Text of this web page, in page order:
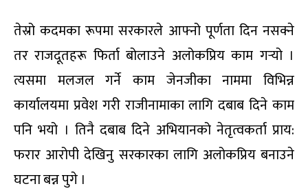
तेस्रो कदमका रूपमा सरकारले आफ्नो पूर्णता दिन नसक्ने
तर राजदूतहरू फिर्ता बोलाउने अलोकप्रिय काम गर्‍यो ।
त्यसमा मलजल गर्ने काम जेनजीका नाममा विभिन्न
कार्यालयमा प्रवेश गरी राजीनामाका लागि दबाब दिने काम
पनि भयो । तिनै दबाब दिने अभियानको नेतृत्वकर्ता प्राय:
फरार आरोपी देखिनु सरकारका लागि अलोकप्रिय बनाउने
घटना बन्न पुगे ।